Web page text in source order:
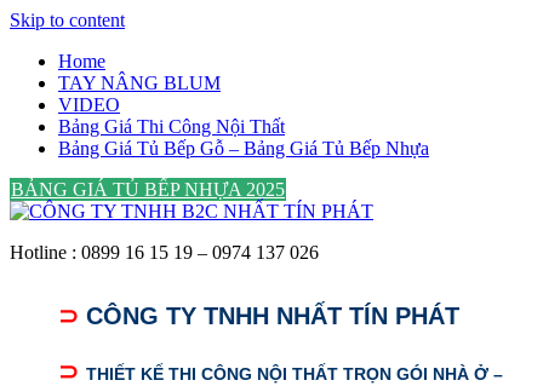
Skip to content
Home
TAY NÂNG BLUM
VIDEO
Bảng Giá Thi Công Nội Thất
Bảng Giá Tủ Bếp Gỗ – Bảng Giá Tủ Bếp Nhựa
BẢNG GIÁ TỦ BẾP NHỰA 2025
Hotline : 0899 16 15 19 – 0974 137 026
⊃ CÔNG TY TNHH NHẤT TÍN PHÁT
⊃ THIẾT KẾ THI CÔNG NỘI THẤT TRỌN GÓI NHÀ Ở –